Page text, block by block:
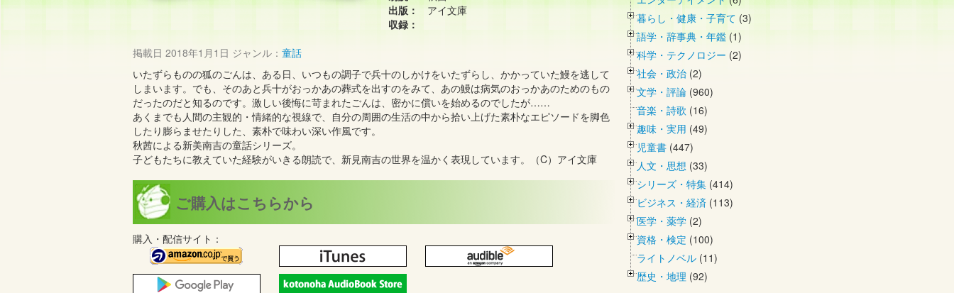
出版：
アイ文庫
収録：
掲載日 2018年1月1日 ジャンル： 童話
いたずらものの狐のごんは、ある日、いつもの調子で兵十のしかけをいたずらし、かかっていた鰻を逃して
しまいます。でも、そのあと兵十がおっかあの葬式を出すのをみて、あの鰻は病気のおっかあのためのもの
だったのだと知るのです。激しい後悔に苛まれたごんは、密かに償いを始めるのでしたが……
あくまでも人間の主観的・情緒的な視線で、自分の周囲の生活の中から拾い上げた素朴なエピソードを脚色
したり膨らませたりした、素朴で味わい深い作風です。
秋茜による新美南吉の童話シリーズ。
子どもたちに教えていた経験がいきる朗読で、新見南吉の世界を温かく表現しています。（C）アイ文庫
ご購入はこちらから
購入・配信サイト：
暮らし・健康・子育て (3)
語学・辞事典・年鑑 (1)
科学・テクノロジー (2)
社会・政治 (2)
文学・評論 (960)
音楽・詩歌 (16)
趣味・実用 (49)
児童書 (447)
人文・思想 (33)
シリーズ・特集 (414)
ビジネス・経済 (113)
医学・薬学 (2)
資格・検定 (100)
ライトノベル (11)
歴史・地理 (92)